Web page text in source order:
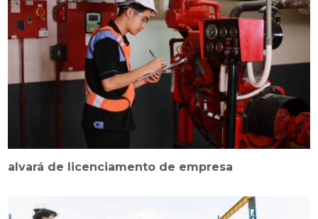
alvará de licenciamento de empresa